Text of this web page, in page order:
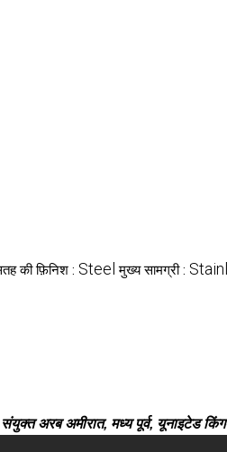
की फ़िनिश : Steel मुख्य सामग्री :
अरब अमीरात, मध्य पूर्व, यूनाइटेड